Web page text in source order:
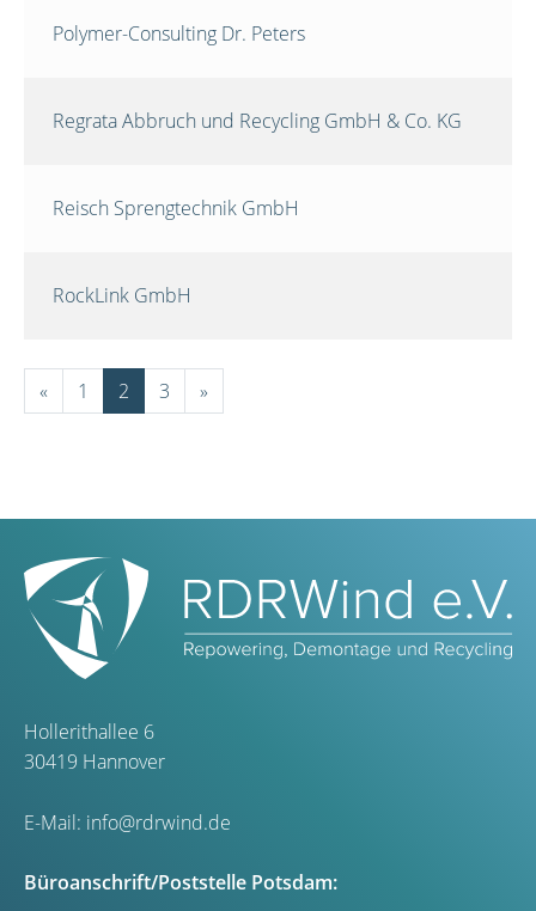
Polymer-Consulting Dr. Peters
Regrata Abbruch und Recycling GmbH & Co. KG
Reisch Sprengtechnik GmbH
RockLink GmbH
« 1 2 3 »
Hollerithallee 6
30419 Hannover
E-Mail: info@rdrwind.de
Büroanschrift/Poststelle Potsdam: